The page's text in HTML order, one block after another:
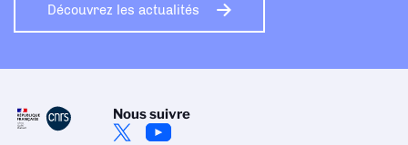
Découvrez les actualités
Nous suivre